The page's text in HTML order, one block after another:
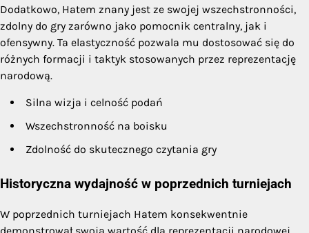
Dodatkowo, Hatem znany jest ze swojej wszechstronności,
zdolny do gry zarówno jako pomocnik centralny, jak i
ofensywny. Ta elastyczność pozwala mu dostosować się do
różnych formacji i taktyk stosowanych przez reprezentację
narodową.
Silna wizja i celność podań
Wszechstronność na boisku
Zdolność do skutecznego czytania gry
Historyczna wydajność w poprzednich turniejach
W poprzednich turniejach Hatem konsekwentnie